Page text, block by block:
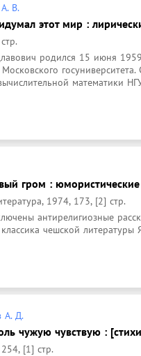
В.
этот мир :
ро­дился 15 июня
Мо­сковского
мате­ма­ти­ки
гром :
1974, 173, [2] стр.
антирелигиозные
А. Д.
чужую чувствую :
[1] стр.